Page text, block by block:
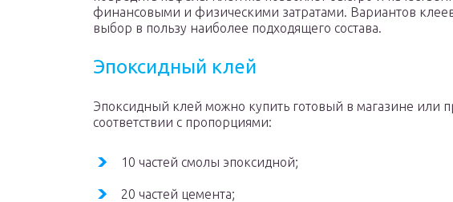
финансовыми и физическими затратами. Вариантов
выбор в пользу наиболее подходящего состава.
Эпоксидный клей
Эпоксидный клей можно купить готовый в магазине или
соответствии с пропорциями:
10 частей смолы эпоксидной;
20 частей цемента;